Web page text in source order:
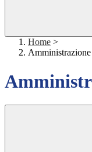
Home >
Amministrazione